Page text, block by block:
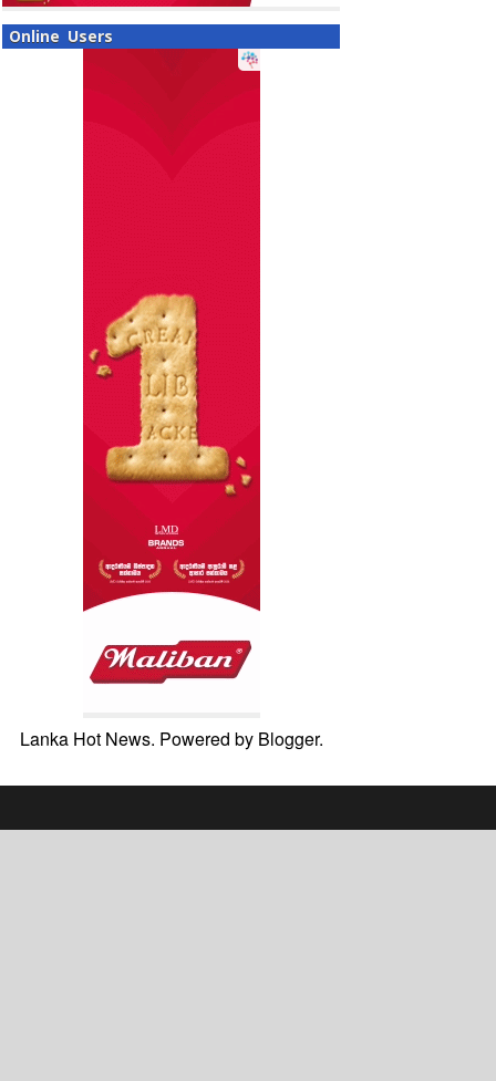
Online Users
Lanka Hot News. Powered by Blogger.